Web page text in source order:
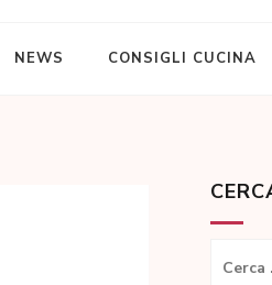
NEWS CONSIGLI CUCINA
Ricerca